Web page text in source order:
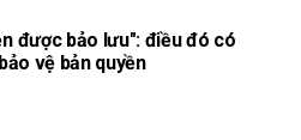
được bảo lưu": điều đó có
vệ bản quyền